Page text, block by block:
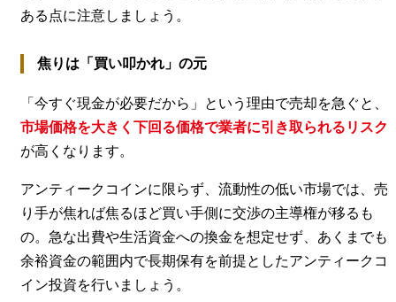
ある点に注意しましょう。
焦りは「買い叩かれ」の元
「今すぐ現金が必要だから」という理由で売却を急ぐと、
市場価格を大きく下回る価格で業者に引き取られるリスク
が高くなります。
アンティークコインに限らず、流動性の低い市場では、売
り手が焦れば焦るほど買い手側に交渉の主導権が移るも
の。急な出費や生活資金への換金を想定せず、あくまでも
余裕資金の範囲内で長期保有を前提としたアンティークコ
イン投資を行いましょう。